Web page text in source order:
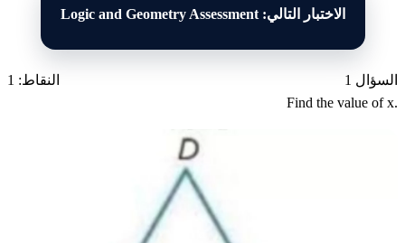
الاختبار التالي: Logic and Geometry Assessment
السؤال 1
النقاط: 1
Find the value of x.